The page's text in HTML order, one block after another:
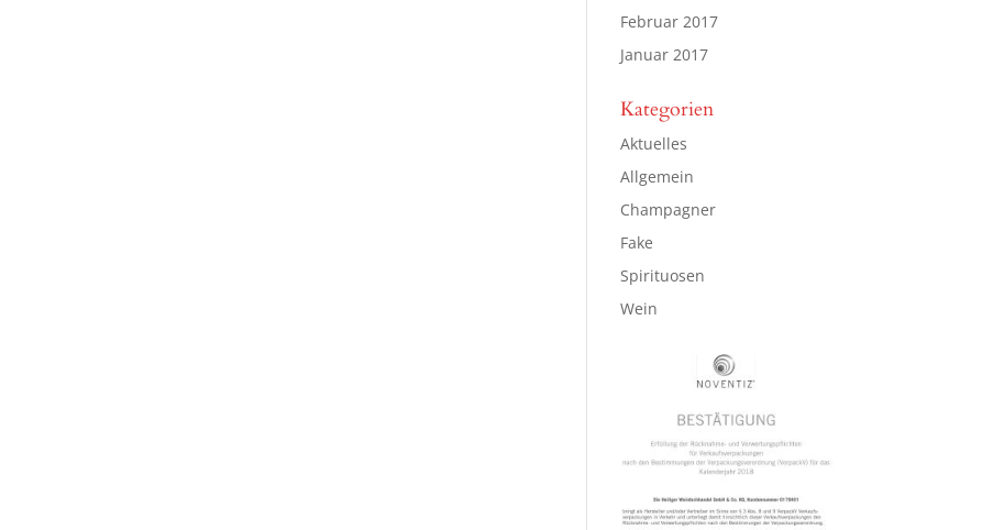
Februar 2017
Januar 2017
Kategorien
Aktuelles
Allgemein
Champagner
Fake
Spirituosen
Wein